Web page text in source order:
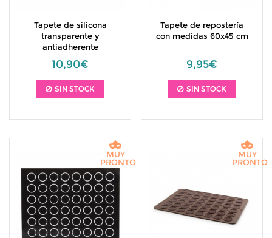
Tapete de silicona
transparente y
antiadherente
10,90€
SIN STOCK
Tapete de repostería
con medidas 60x45 cm
9,95€
SIN STOCK
MUY
PRONTO
MUY
PRONTO